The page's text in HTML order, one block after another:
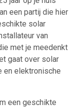
een partij die hier
solar
van
met je meedenkt
gaat over solar
en elektronische
een geschikte